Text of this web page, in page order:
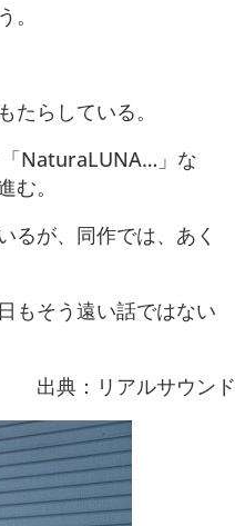
らしている。
「NaturaLUNA…」な
。
るが、同作では、あく
もそう遠い話ではない
出典：リアルサウンド